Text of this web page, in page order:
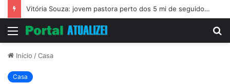
Vitória Souza: jovem pastora perto dos 5 mi de seguidores na web
Menu
Início /Casa
Casa